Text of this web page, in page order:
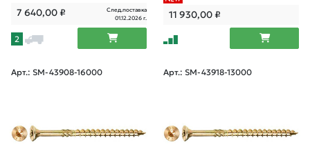
7 640,00₽
След.поставка
01.12.2026 г.
2
11 930,00₽
Арт.: SM-43908-16000 Арт.: SM-43918-13000